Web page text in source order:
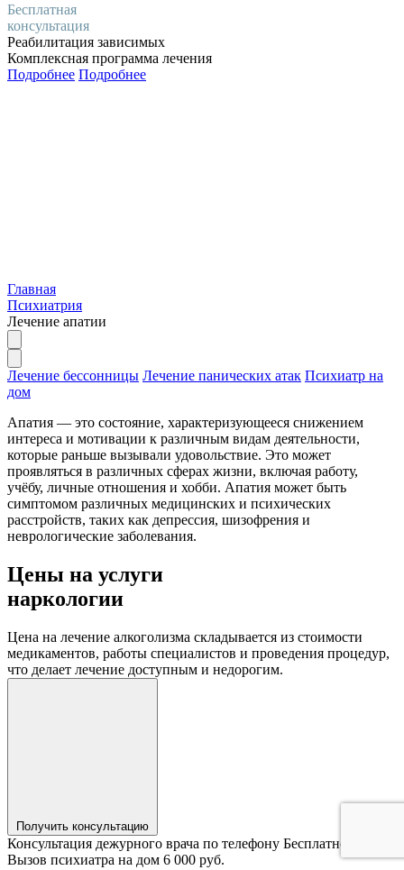
Бесплатная
консультация
Реабилитация зависимых
Комплексная программа лечения
Подробнее Подробнее
Главная
Психиатрия
Лечение апатии
Лечение бессонницы Лечение панических атак Психиатр на
дом
Апатия — это состояние, характеризующееся снижением
интереса и мотивации к различным видам деятельности,
которые раньше вызывали удовольствие. Это может
проявляться в различных сферах жизни, включая работу,
учёбу, личные отношения и хобби. Апатия может быть
симптомом различных медицинских и психических
расстройств, таких как депрессия, шизофрения и
неврологические заболевания.
Цены на услуги
наркологии
Цена на лечение алкоголизма складывается из стоимости
медикаментов, работы специалистов и проведения процедур,
что делает лечение доступным и недорогим.
Получить консультацию
Консультация дежурного врача по телефону Бесплатно
Вызов психиатра на дом 6 000 руб.